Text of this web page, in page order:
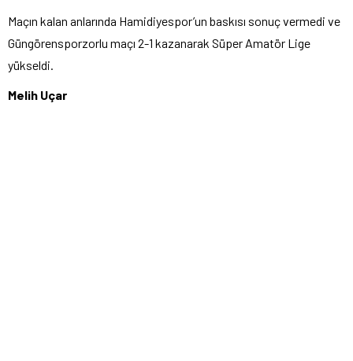
Maçın kalan anlarında Hamidiyespor’un baskısı sonuç vermedi ve
Güngörensporzorlu maçı 2-1 kazanarak Süper Amatör Lige
yükseldi.
Melih Uçar